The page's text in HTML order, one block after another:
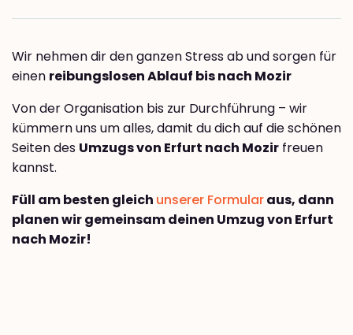
Wir nehmen dir den ganzen Stress ab und sorgen für
einen reibungslosen Ablauf bis nach Mozir
Von der Organisation bis zur Durchführung – wir
kümmern uns um alles, damit du dich auf die schönen
Seiten des Umzugs von Erfurt nach Mozir freuen
kannst.
Füll am besten gleich unserer Formularaus, dann
planen wir gemeinsam deinen Umzug von Erfurt
nach Mozir!